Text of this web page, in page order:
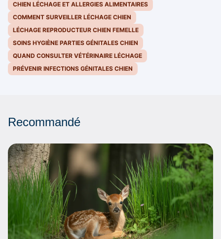
CHIEN LÉCHAGE ET ALLERGIES ALIMENTAIRES
COMMENT SURVEILLER LÉCHAGE CHIEN
LÉCHAGE REPRODUCTEUR CHIEN FEMELLE
SOINS HYGIÈNE PARTIES GÉNITALES CHIEN
QUAND CONSULTER VÉTÉRINAIRE LÉCHAGE
PRÉVENIR INFECTIONS GÉNITALES CHIEN
Recommandé